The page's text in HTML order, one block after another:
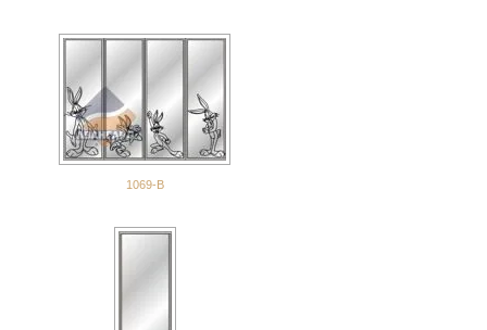
1069-В